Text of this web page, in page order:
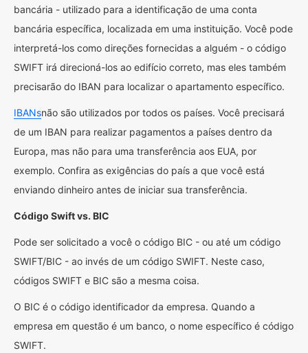
bancária - utilizado para a identificação de uma conta
bancária específica, localizada em uma instituição. Você pode
interpretá-los como direções fornecidas a alguém - o código
SWIFT irá direcioná-los ao edifício correto, mas eles também
precisarão do IBAN para localizar o apartamento específico.
IBANsnão são utilizados por todos os países. Você precisará
de um IBAN para realizar pagamentos a países dentro da
Europa, mas não para uma transferência aos EUA, por
exemplo. Confira as exigências do país a que você está
enviando dinheiro antes de iniciar sua transferência.
Código Swift vs. BIC
Pode ser solicitado a você o código BIC - ou até um código
SWIFT/BIC - ao invés de um código SWIFT. Neste caso,
códigos SWIFT e BIC são a mesma coisa.
O BIC é o código identificador da empresa. Quando a
empresa em questão é um banco, o nome específico é código
SWIFT.